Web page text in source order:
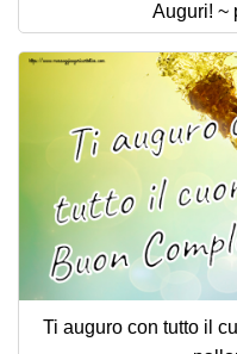
Auguri! ~
Ti auguro con tutto il